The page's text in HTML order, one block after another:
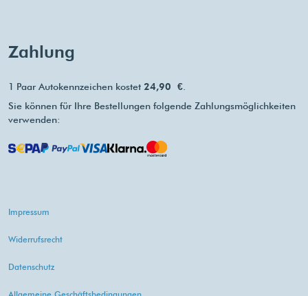
Zahlung
1 Paar Autokennzeichen kostet 24,90 €
Sie können für Ihre Bestellungen folgende Zahlungsmöglichkeiten
verwenden:
Impressum
Widerrufsrecht
Datenschutz